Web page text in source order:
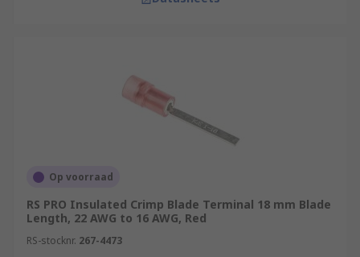
Op voorraad
RS PRO Insulated Crimp Blade Terminal 18 mm Blade
Length, 22 AWG to 16 AWG, Red
RS-stocknr. 267-4473